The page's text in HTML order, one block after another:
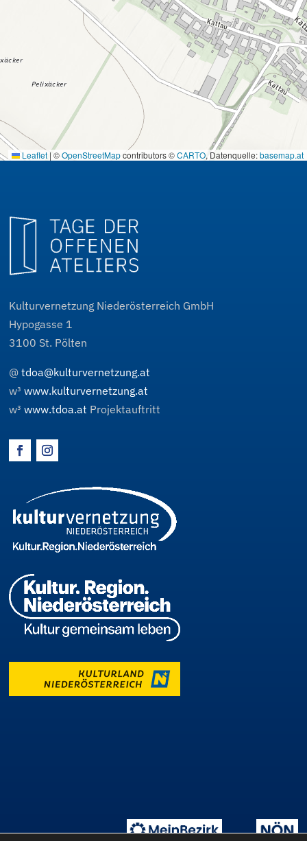
Leaflet | ©OpenStreetMapcontributors ©CARTO, Datenquelle:basemap.at
Kulturvernetzung Niederösterreich GmbH
Hypogasse 1
3100 St. Pölten
@tdoa@kulturvernetzung.at
w³www.kulturvernetzung.at
w³www.tdoa.at Projektauftritt